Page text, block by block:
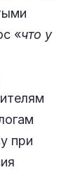
«что у
при